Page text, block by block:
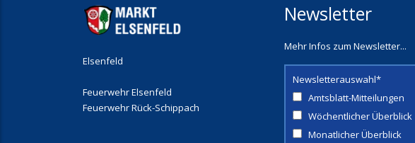
Elsenfeld
Feuerwehr Elsenfeld
Feuerwehr Rück-Schippach
Newsletter
Mehr Infos zum Newsletter...
Newsletterauswahl*
Amtsblatt-Mitteilungen
Wöchentlicher Überblick
Monatlicher Überblick